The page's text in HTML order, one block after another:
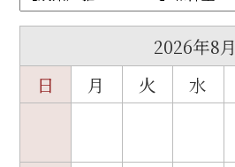
2026年8月
日
月 火 水